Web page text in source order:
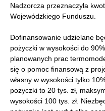
Nadzorcza przeznaczyła
Wojewódzkiego Funduszu.
Dofinansowanie udzielane
pożyczki w wysokości do
planowanych prac
się o pomoc finansową z
własny w wysokości tylko
pożyczki to 20 tys. zł,
wysokości 100 tys. zł.